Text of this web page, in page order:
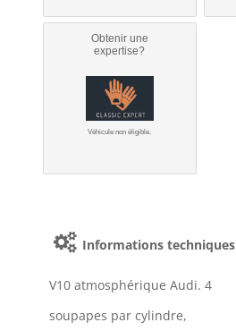
Obtenir une
expertise?
Véhicule non éligible.
Informations techniques
V10 atmosphérique Audi. 4
soupapes par cylindre,